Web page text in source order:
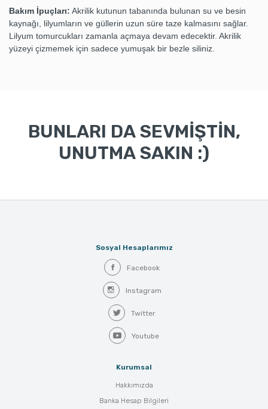
Bakım İpuçları: Akrilik kutunun tabanında bulunan su ve besin
kaynağı, lilyumların ve güllerin uzun süre taze kalmasını sağlar.
Lilyum tomurcukları zamanla açmaya devam edecektir. Akrilik
yüzeyi çizmemek için sadece yumuşak bir bezle siliniz.
BUNLARI DA SEVMİŞTİN,
UNUTMA SAKIN :)
Sosyal Hesaplarımız
Facebook
Instagram
Twitter
Youtube
Kurumsal
Hakkımızda
Banka Hesap Bilgileri